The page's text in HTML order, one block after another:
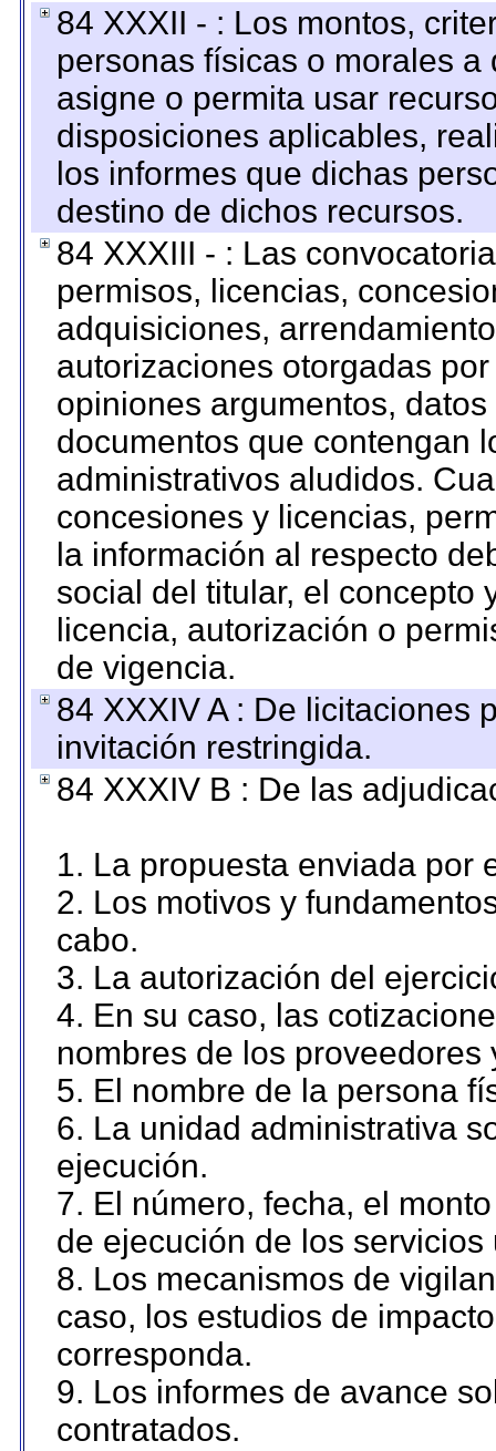
84 XXXII - : Los montos,
personas físicas o morales
asigne o permita usar
disposiciones aplicables,
los informes que dichas
destino de dichos recursos.
84 XXXIII - : Las
permisos, licencias,
adquisiciones,
autorizaciones otorgadas
opiniones argumentos,
documentos que contengan
administrativos aludidos.
concesiones y licencias,
la información al respecto
social del titular, el concepto
licencia, autorización o
de vigencia.
84 XXXIV A : De licitaciones
invitación restringida.
84 XXXIV B : De las
1. La propuesta enviada por
2. Los motivos y
cabo.
3. La autorización del
4. En su caso, las
nombres de los proveedores
5. El nombre de la persona
6. La unidad administrativa
ejecución.
7. El número, fecha, el
de ejecución de los servicios
8. Los mecanismos de
caso, los estudios de
corresponda.
9. Los informes de avance
contratados.